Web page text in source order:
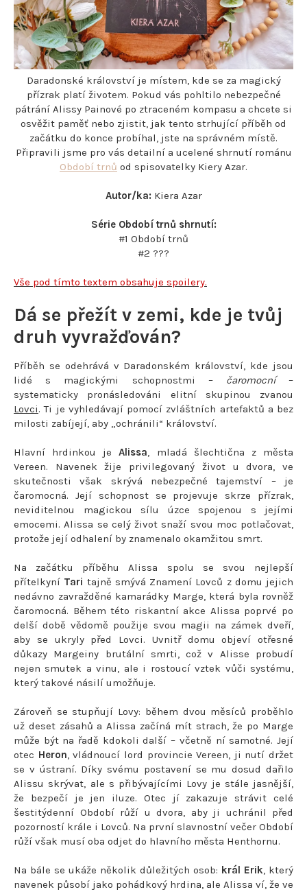
Daradonské království je místem, kde se za magický
přízrak platí životem. Pokud vás pohltilo nebezpečné
pátrání Alissy Painové po ztraceném kompasu a chcete si
osvěžit paměť nebo zjistit, jak tento strhující příběh od
začátku do konce probíhal, jste na správném místě.
Připravili jsme pro vás detailní a ucelené shrnutí románu
Období trnů od spisovatelky Kiery Azar.
Autor/ka:Kiera Azar
Série Období trnů shrnutí:
#1 Období trnů
#2 ???
Vše pod tímto textem obsahuje spoilery.
Dá se přežít v zemi, kde je tvůj
druh vyvražďován?
Příběh se odehrává v Daradonském království, kde jsou
lidé s magickými schopnostmi – čaromocní–
systematicky pronásledováni elitní skupinou zvanou
Lovci. Ti je vyhledávají pomocí zvláštních artefaktů a bez
milosti zabíjejí, aby „ochránili“ království.
Hlavní hrdinkou jeAlissa, mladá šlechtična z města
Vereen. Navenek žije privilegovaný život u dvora, ve
skutečnosti však skrývá nebezpečné tajemství – je
čaromocná. Její schopnost se projevuje skrze přízrak,
neviditelnou magickou sílu úzce spojenou s jejími
emocemi. Alissa se celý život snaží svou moc potlačovat,
protože její odhalení by znamenalo okamžitou smrt.
Na začátku příběhu Alissa spolu se svou nejlepší
přítelkyní Tari tajně smývá Znamení Lovců z domu jejich
nedávno zavražděné kamarádky Marge, která byla rovněž
čaromocná. Během této riskantní akce Alissa poprvé po
delší době vědomě použije svou magii na zámek dveří,
aby se ukryly před Lovci. Uvnitř domu objeví otřesné
důkazy Margeiny brutální smrti, což v Alisse probudí
nejen smutek a vinu, ale i rostoucí vztek vůči systému,
který takové násilí umožňuje.
Zároveň se stupňují Lovy: během dvou měsíců proběhlo
už deset zásahů a Alissa začíná mít strach, že po Marge
může být na řadě kdokoli další – včetně ní samotné. Její
otec Heron, vládnoucí lord provincie Vereen, ji nutí držet
se v ústraní. Díky svému postavení se mu dosud dařilo
Alissu skrývat, ale s přibývajícími Lovy je stále jasnější,
že bezpečí je jen iluze. Otec jí zakazuje strávit celé
šestitýdenní Období růží u dvora, aby ji uchránil před
pozorností krále i Lovců. Na první slavnostní večer Období
růží však musí oba odjet do hlavního města Henthornu.
Na bále se ukáže několik důležitých osob: král Erik, který
navenek působí jako pohádkový hrdina, ale Alissa ví, že ve